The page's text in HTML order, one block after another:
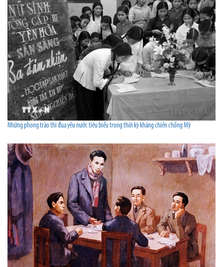
Những phong trào thi đua yêu nước tiêu biểu trong thời kỳ kháng chiến chống Mỹ